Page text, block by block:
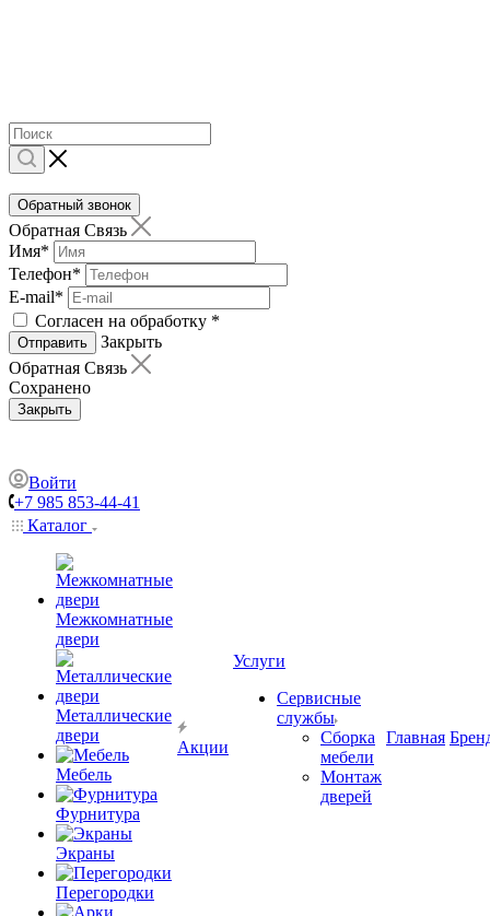
Обратный звонок
Обратная Связь
Имя*
Телефон*
E-mail*
Согласен на обработку *
Отправить
Закрыть
Обратная Связь
Сохранено
Закрыть
Войти
+7 985 853-44-41
Каталог
Межкомнатные
двери
Металлические
двери
Мебель
Фурнитура
Экраны
Перегородки
Акции
Услуги
Сервисные
службы
Сборка
мебели
Монтаж
дверей
Главная